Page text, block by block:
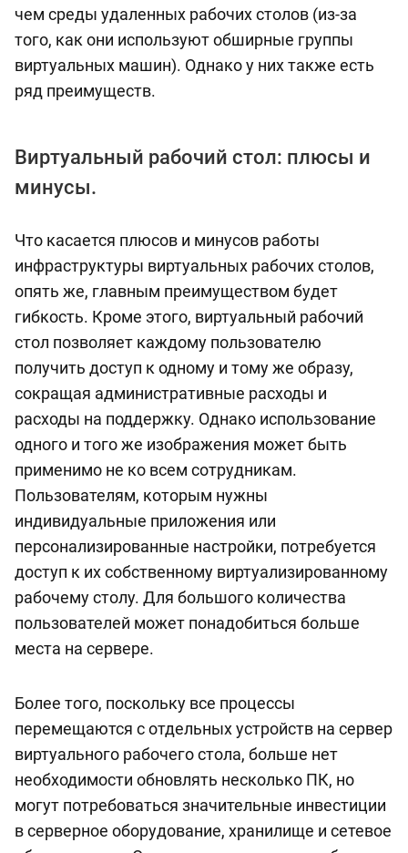
чем среды удаленных рабочих столов (из-за
того, как они используют обширные группы
виртуальных машин). Однако у них также есть
ряд преимуществ.
Виртуальный рабочий стол: плюсы и
минусы.
Что касается плюсов и минусов работы
инфраструктуры виртуальных рабочих столов,
опять же, главным преимуществом будет
гибкость. Кроме этого, виртуальный рабочий
стол позволяет каждому пользователю
получить доступ к одному и тому же образу,
сокращая административные расходы и
расходы на поддержку. Однако использование
одного и того же изображения может быть
применимо не ко всем сотрудникам.
Пользователям, которым нужны
индивидуальные приложения или
персонализированные настройки, потребуется
доступ к их собственному виртуализированному
рабочему столу. Для большого количества
пользователей может понадобиться больше
места на сервере.
Более того, поскольку все процессы
перемещаются с отдельных устройств на сервер
виртуального рабочего стола, больше нет
необходимости обновлять несколько ПК, но
могут потребоваться значительные инвестиции
в серверное оборудование, хранилище и сетевое